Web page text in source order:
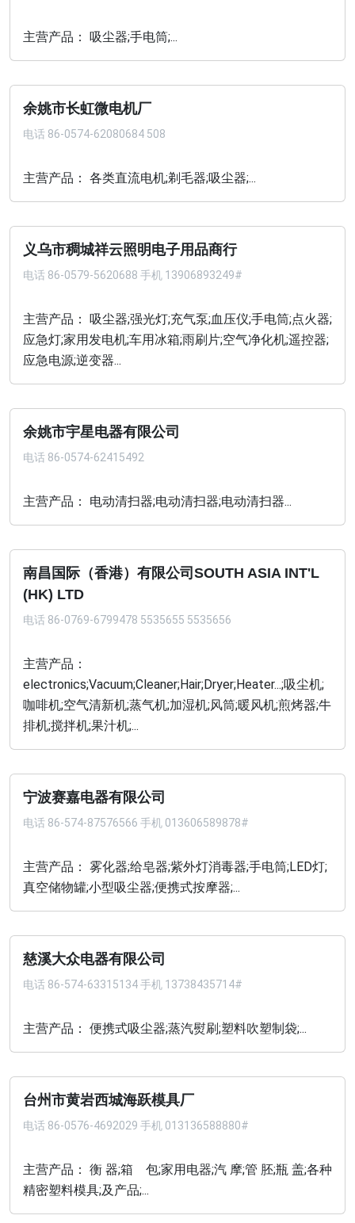
主营产品： 吸尘器;手电筒;...
余姚市长虹微电机厂
电话 86-0574-62080684 508
主营产品： 各类直流电机;剃毛器;吸尘器;...
义乌市稠城祥云照明电子用品商行
电话 86-0579-5620688 手机 13906893249#
主营产品： 吸尘器;强光灯;充气泵;血压仪;手电筒;点火器;
应急灯;家用发电机;车用冰箱;雨刷片;空气净化机;遥控器;
应急电源;逆变器...
余姚市宇星电器有限公司
电话 86-0574-62415492
主营产品： 电动清扫器;电动清扫器;电动清扫器...
南昌国际（香港）有限公司SOUTH ASIA INT'L
(HK) LTD
电话 86-0769-6799478 5535655 5535656
主营产品：
electronics;Vacuum;Cleaner;Hair;Dryer;Heater...;吸尘机;
咖啡机;空气清新机;蒸气机;加湿机;风筒;暖风机;煎烤器;牛
排机;搅拌机;果汁机;...
宁波赛嘉电器有限公司
电话 86-574-87576566 手机 013606589878#
主营产品： 雾化器;给皂器;紫外灯消毒器;手电筒;LED灯;
真空储物罐;小型吸尘器;便携式按摩器;...
慈溪大众电器有限公司
电话 86-574-63315134 手机 13738435714#
主营产品： 便携式吸尘器;蒸汽熨刷;塑料吹塑制袋;...
台州市黄岩西城海跃模具厂
电话 86-0576-4692029 手机 013136588880#
主营产品： 衡 器;箱 包;家用电器;汽 摩;管 胚;瓶 盖;各种
精密塑料模具;及产品;...